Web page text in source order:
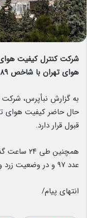
شرکت کنترل کیفیت
هوای تهران با شاخص ۸۹ در وضعیت زرد و قابل قبول قرار دارد.
به گزارش نبأپرس، شرکت
قبول قرار دارد.
همچنین
عدد ۹۷ و در وضعیت زرد و قابل قبول قرار داشت
انتهای پیام/